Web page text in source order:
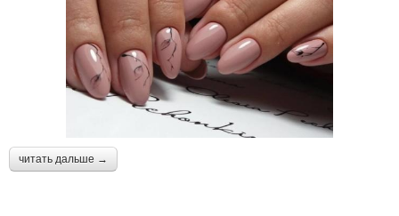
читать дальше →